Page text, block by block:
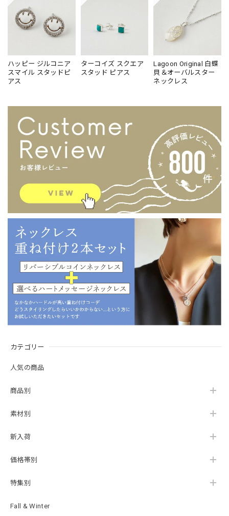
カテゴリー
人気の商品
商品別
素材別
新入荷
価格帯別
特集別
Fall & Winter
ハッピー ジルコニア
スマイル スタッドピ
アス
ターコイズ スクエア
スタッド ピアス
Lagoon Original 白蝶
貝＆オーバルスター
ネックレス